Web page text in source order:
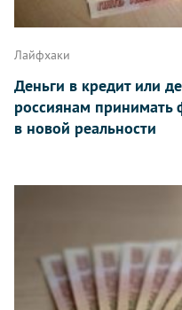
Лайфхаки
Деньги в кредит или
россиянам
в новой реальности